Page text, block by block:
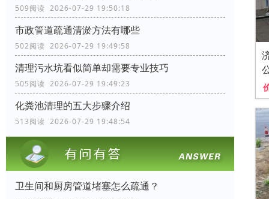
509阅读 2026-07-29 19:50:18
市政管道疏通清淤方法有哪些
502阅读 2026-07-29 19:49:58
清理污水坑看似简单却需要专业技巧
505阅读 2026-07-29 19:49:23
化粪池清理的五大步骤介绍
513阅读 2026-07-29 19:48:54
卫生间和厨房管道堵塞怎么疏通？